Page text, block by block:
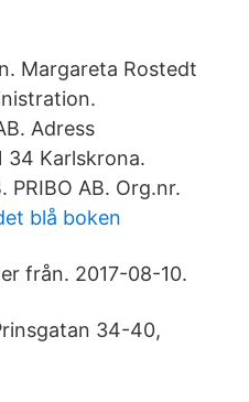
Margareta Rostedt
Adress
34 Karlskrona.
PRIBO AB. Org.nr.
blå boken
från. 2017-08-10.
34-40,